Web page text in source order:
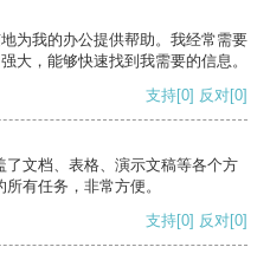
为我的办公提供帮助。我经常需要
大，能够快速找到我需要的信息。
支持[0] 反对[0]
文档、表格、演示文稿等各个方
有任务，非常方便。
支持[0] 反对[0]